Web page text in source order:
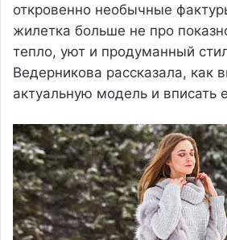
откровенно необычные
жилетка больше не про
тепло, уют и продуманный
Ведерникова рассказала, как
актуальную модель и вписать